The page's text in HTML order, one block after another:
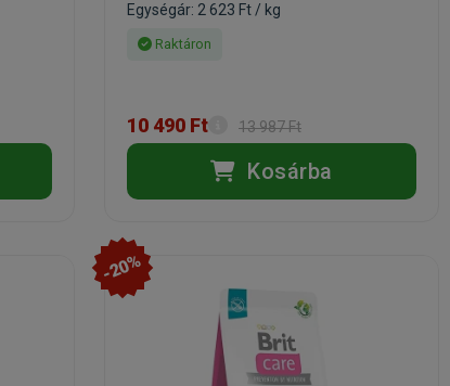
Egységár: 2 623 Ft / kg
Raktáron
10 490 Ft 13 987 Ft
Kosárba
-20%